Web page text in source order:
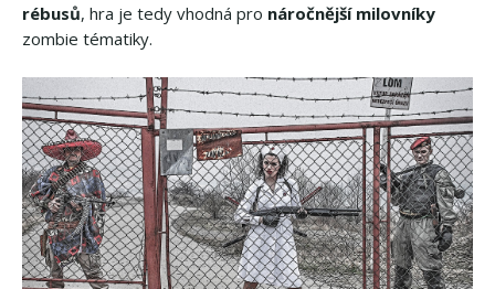
rébusů, hra je tedy vhodná pro náročnější milovníky
zombie tématiky.